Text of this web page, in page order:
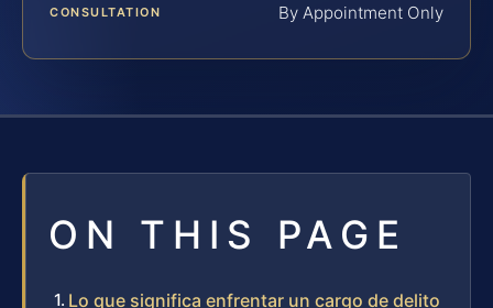
CONSULTATION By Appointment Only
ON THIS PAGE
Lo que significa enfrentar un cargo de delito